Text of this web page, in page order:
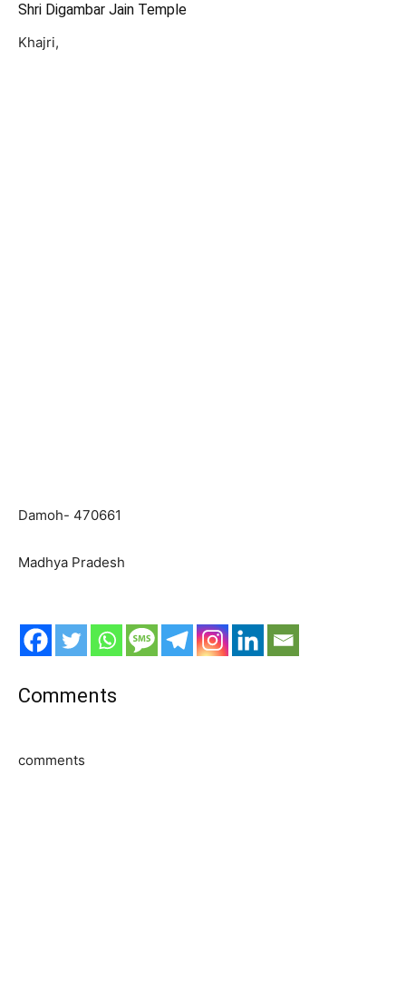
Shri Digambar Jain Temple
Khajri,
Damoh- 470661
Madhya Pradesh
Comments
comments